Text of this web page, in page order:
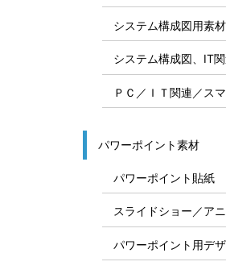
システム構成図用素
システム構成図、IT
ＰＣ／ＩＴ関連／ス
パワーポイント素材
パワーポイント貼紙
スライドショー／ア
パワーポイント用デ